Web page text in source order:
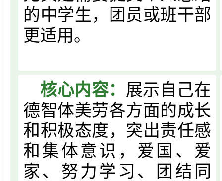
的中学生，团员或班干部
更适用。
核心内容： 展示自己在
德智体美劳各方面的成长
和积极态度，突出责任感
和集体意识，爱国、爱
家、努力学习、团结同